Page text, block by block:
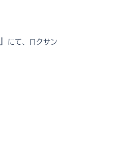
にて、ロクサン